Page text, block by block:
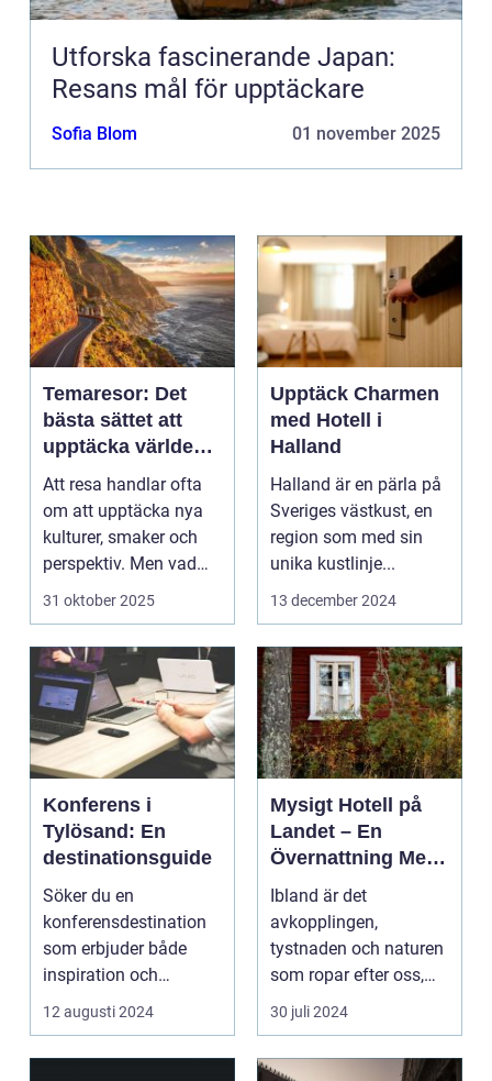
Utforska fascinerande Japan:
Resans mål för upptäckare
Sofia Blom 01 november 2025
Temaresor: Det
bästa sättet att
upptäcka världen
på
Att resa handlar ofta
om att upptäcka nya
kulturer, smaker och
perspektiv. Men vad
händer ...
31 oktober 2025
Upptäck Charmen
med Hotell i
Halland
Halland är en pärla på
Sveriges västkust, en
region som med sin
unika kustlinje...
13 december 2024
Konferens i
Tylösand: En
destinationsguide
Söker du en
konferensdestination
som erbjuder både
inspiration och
avkoppling? Tylös...
12 augusti 2024
Mysigt Hotell på
Landet – En
Övernattning Med
Charm
Ibland är det
avkopplingen,
tystnaden och naturen
som ropar efter oss,
och svaret är ofta ...
30 juli 2024